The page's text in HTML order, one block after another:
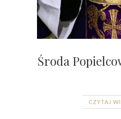
Środa
CZYTAJ